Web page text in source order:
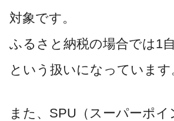
対象です。
ふるさと納税の場合では1
という扱いになっています
また、SPU（スーパーポ